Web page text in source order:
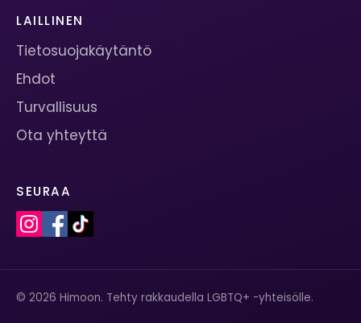
LAILLINEN
Tietosuojakäytäntö
Ehdot
Turvallisuus
Ota yhteyttä
SEURAA
© 2026 Himoon. Tehty rakkaudella LGBTQ+ -yhteisölle.